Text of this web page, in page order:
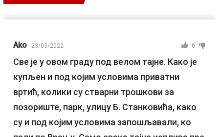
Ako 23/03/2022 6
Све је у овом граду под велом тајне. Како је
купљен и под којим условима приватни
вртић, колики су стварни трошкови за
позориште, парк, улицу Б. Станковића, како
су и под којим условима запошљавали, ко